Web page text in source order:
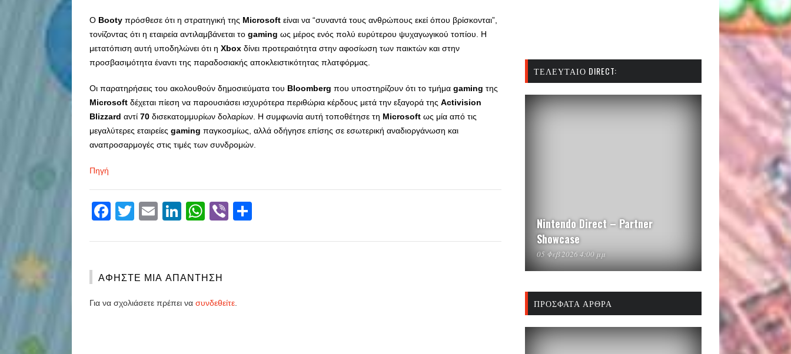
Ο Booty πρόσθεσε ότι η στρατηγική της Microsoft είναι να “συναντά τους ανθρώπους εκεί όπου βρίσκονται”,
τονίζοντας ότι η εταιρεία αντιλαμβάνεται το gaming ως μέρος ενός πολύ ευρύτερου ψυχαγωγικού τοπίου. Η
μετατόπιση αυτή υποδηλώνει ότι η Xbox δίνει προτεραιότητα στην αφοσίωση των παικτών και στην
προσβασιμότητα έναντι της παραδοσιακής αποκλειστικότητας πλατφόρμας.
Οι παρατηρήσεις του ακολουθούν δημοσιεύματα του Bloomberg που υποστηρίζουν ότι το τμήμα gaming της
Microsoft δέχεται πίεση να παρουσιάσει ισχυρότερα περιθώρια κέρδους μετά την εξαγορά της Activision
Blizzard αντί 70 δισεκατομμυρίων δολαρίων. Η συμφωνία αυτή τοποθέτησε τη Microsoft ως μία από τις
μεγαλύτερες εταιρείες gaming παγκοσμίως, αλλά οδήγησε επίσης σε εσωτερική αναδιοργάνωση και
αναπροσαρμογές στις τιμές των συνδρομών.
Πηγή
Facebook
Twitter
EmailLinkedIn
WhatsApp
Viber
ΑΦΉΣΤΕ ΜΙΑ ΑΠΆΝΤΗΣΗ
Για να σχολιάσετε πρέπει να συνδεθείτε
ΤΕΛΕΥΤΑΊΟ DIRECT:
Nintendo Direct – Partner
Showcase
05 Φεβ 2026 4:00 μμ
ΠΡΌΣΦΑΤΑ ΆΡΘΡΑ